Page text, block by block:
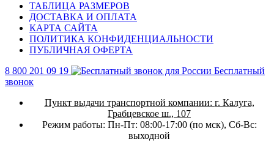
ТАБЛИЦА РАЗМЕРОВ
ДОСТАВКА И ОПЛАТА
КАРТА САЙТА
ПОЛИТИКА КОНФИДЕНЦИАЛЬНОСТИ
ПУБЛИЧНАЯ ОФЕРТА
8 800 201 09 19
Бесплатный
звонок
Пункт выдачи транспортной компании: г. Калуга,
Грабцевское ш., 107
Режим работы: Пн-Пт: 08:00-17:00 (по мск), Сб-Вс:
выходной